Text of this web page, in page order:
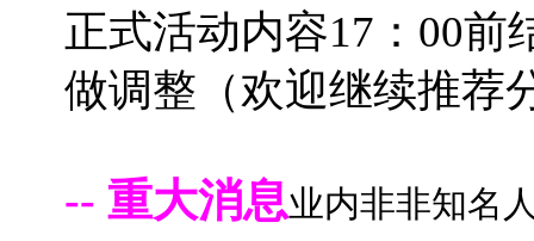
正式活动内容17：00前
做调整（欢迎继续推荐
-- 重大消息业内非非知名